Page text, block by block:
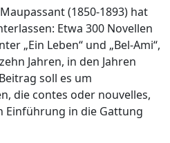
(1850-1893) hat
Etwa 300 Novellen
„Ein Leben“ und „Bel-Ami“,
Jahren, in den Jahren
soll es um
die contes oder nouvelles,
Einführung in die Gattung